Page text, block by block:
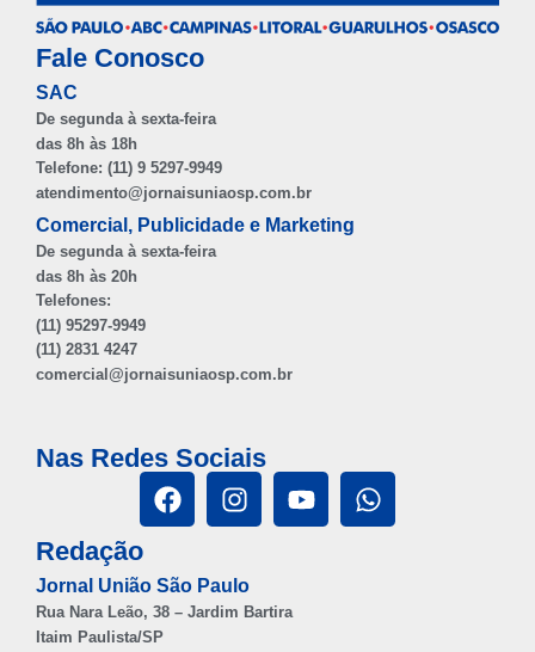
Fale Conosco
SAC
De segunda à sexta-feira
das 8h às 18h
Telefone: (11) 9 5297-9949
atendimento@jornaisuniaosp.com.br
Comercial, Publicidade e Marketing
De segunda à sexta-feira
das 8h às 20h
Telefones:
(11) 95297-9949
(11) 2831 4247
comercial@jornaisuniaosp.com.br
Nas Redes Sociais
Redação
Jornal União São Paulo
Rua Nara Leão, 38 – Jardim Bartira
Itaim Paulista/SP